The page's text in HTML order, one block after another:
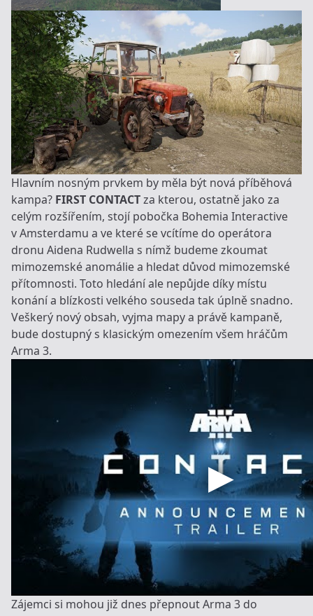
Hlavním nosným prvkem by měla být nová příběhová
kampa? FIRST CONTACTza kterou, ostatně jako za
celým rozšířením, stojí pobočka Bohemia Interactive
v Amsterdamu a ve které se vcítíme do operátora
dronu Aidena Rudwella s nímž budeme zkoumat
mimozemské anomálie a hledat důvod mimozemské
přítomnosti. Toto hledání ale nepůjde díky místu
konání a blízkosti velkého souseda tak úplně snadno.
Veškerý nový obsah, vyjma mapy a právě kampaně,
bude dostupný s klasickým omezením všem hráčům
Arma 3.
Zájemci si mohou již dnes přepnout Arma 3 do